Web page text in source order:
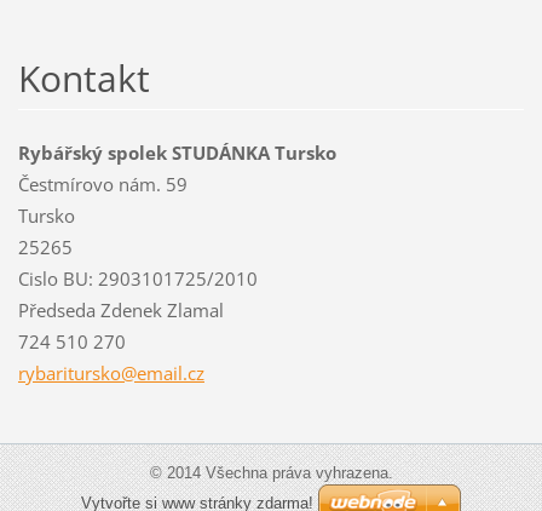
Kontakt
Rybářský spolek STUDÁNKA Tursko
Čestmírovo nám. 59
Tursko
25265
Cislo BU: 2903101725/2010
Předseda Zdenek Zlamal
724 510 270
rybaritursko@email.cz
© 2014 Všechna práva vyhrazena.
Vytvořte si www stránky zdarma!